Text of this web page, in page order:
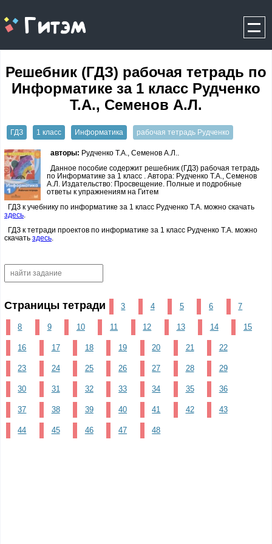
gitem.me
Решебник (ГДЗ) рабочая тетрадь по
Информатике за 1 класс Рудченко
Т.А., Семенов А.Л.
ГДЗ 1 класс Информатика рабочая тетрадь Рудченко
авторы: Рудченко Т.А., Семенов А.Л..
Данное пособие содержит решебник (ГДЗ) рабочая тетрадь
по Информатике за 1 класс . Автора: Рудченко Т.А., Семенов
А.Л. Издательство: Просвещение. Полные и подробные
ответы к упражнениям на Гитем
ГДЗ к учебнику по информатике за 1 класс Рудченко Т.А. можно скачать
здесь
ГДЗ к тетради проектов по информатике за 1 класс Рудченко Т.А. можно
скачать здесь
Страницы тетради 3 4 5 6 7
8 9 10 11 12 13 14 15
16 17 18 19 20 21 22
23 24 25 26 27 28 29
30 31 32 33 34 35 36
37 38 39 40 41 42 43
44 45 46 47 48